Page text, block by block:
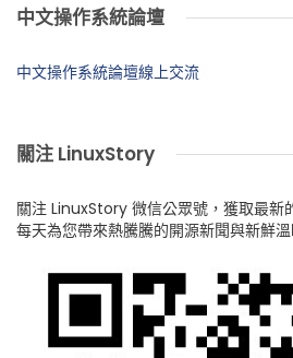
中文操作系統論壇
中文操作系統論壇線上交流
關注 LinuxStory
關注 LinuxStory 微信公眾號，獲取最新
每天為您帶來熱騰騰的開源新聞與新鮮溫